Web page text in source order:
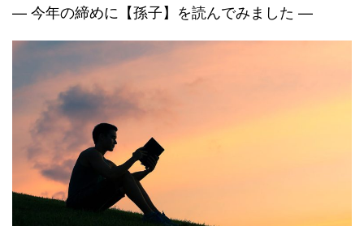
— 今年の締めに【孫子】を読んでみました —